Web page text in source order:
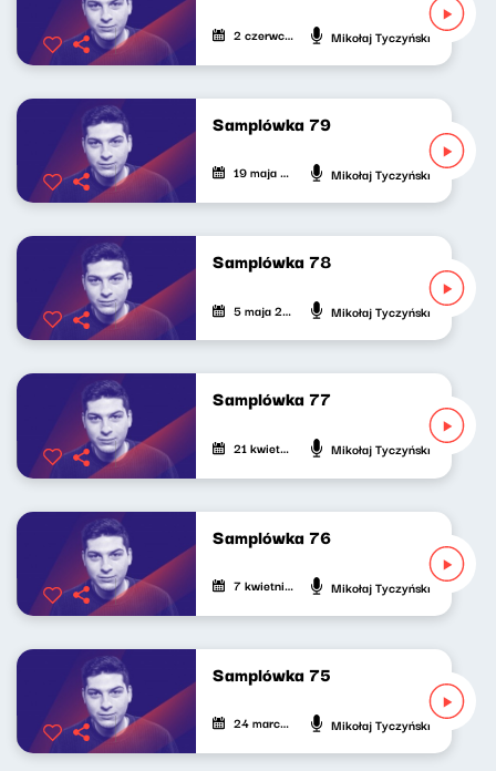
2 czerwca 2025 Mikołaj Tyczyński
Samplówka 79
19 maja 2025 Mikołaj Tyczyński
Samplówka 78
5 maja 2025 Mikołaj Tyczyński
Samplówka 77
21 kwietnia 2025 Mikołaj Tyczyński
Samplówka 76
7 kwietnia 2025 Mikołaj Tyczyński
Samplówka 75
24 marca 2025 Mikołaj Tyczyński